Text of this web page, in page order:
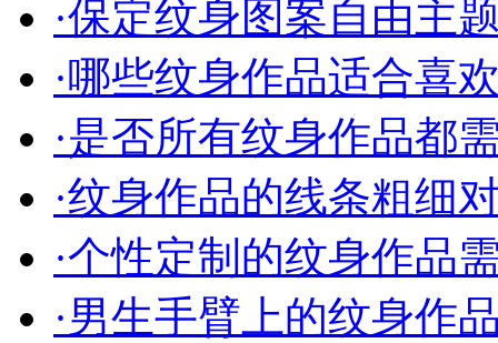
·保定纹身图案自由主
·哪些纹身作品适合喜
·是否所有纹身作品都
·纹身作品的线条粗细
·个性定制的纹身作品
·男生手臂上的纹身作